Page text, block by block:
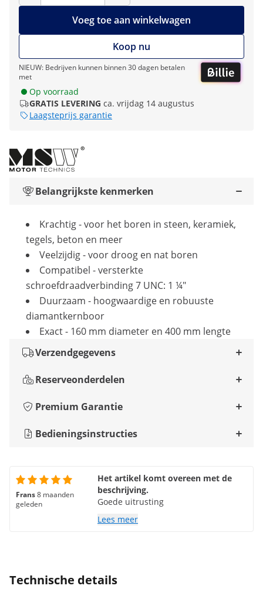
Voeg toe aan winkelwagen
Koop nu
NIEUW: Bedrijven kunnen binnen 30 dagen betalen
met
Op voorraad
GRATIS LEVERING ca. vrijdag 14 augustus
Laagsteprijs garantie
Belangrijkste kenmerken
Krachtig - voor het boren in steen, keramiek,
tegels, beton en meer
Veelzijdig - voor droog en nat boren
Compatibel - versterkte
schroefdraadverbinding 7 UNC: 1 ¼"
Duurzaam - hoogwaardige en robuuste
diamantkernboor
Exact - 160 mm diameter en 400 mm lengte
Verzendgegevens
Reserveonderdelen
Premium Garantie
Bedieningsinstructies
Frans8 maanden
geleden
Het artikel komt overeen met de
beschrijving.
Goede uitrusting
Lees meer
Technische details